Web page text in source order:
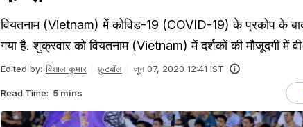
वियतनाम (Vietnam) में कोविड-19 (COVID-19) के प्रकोप के
गया है. शुक्रवार को वियतनाम (Vietnam) में दर्शकों की मौजूदगी
Edited by: विशाल कुमार फ़ुटबॉल जून 07, 2020 12:41 IST
Read Time: 5 mins